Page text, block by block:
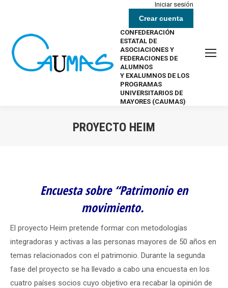
Iniciar sesión
Crear cuenta
CONFEDERACIÓN
ESTATAL DE
ASOCIACIONES Y
FEDERACIONES DE
ALUMNOS
Y EXALUMNOS DE LOS
PROGRAMAS
UNIVERSITARIOS DE
MAYORES (CAUMAS)
PROYECTO HEIM
Encuesta sobre “Patrimonio en
movimiento.
El proyecto Heim pretende formar con metodologías
integradoras y activas a las personas mayores de 50 años en
temas relacionados con el patrimonio. Durante la segunda
fase del proyecto se ha llevado a cabo una encuesta en los
cuatro países socios cuyo objetivo era recabar la opinión de